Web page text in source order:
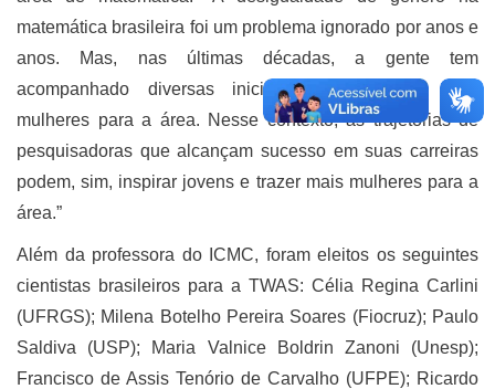
matemática brasileira foi um problema ignorado por anos e
anos. Mas, nas últimas décadas, a gente tem
acompanhado diversas iniciativas para atrair mais
mulheres para a área. Nesse contexto, as trajetórias de
pesquisadoras que alcançam sucesso em suas carreiras
podem, sim, inspirar jovens e trazer mais mulheres para a
área.”
Além da professora do ICMC, foram eleitos os seguintes
cientistas brasileiros para a TWAS: Célia Regina Carlini
(UFRGS); Milena Botelho Pereira Soares (Fiocruz); Paulo
Saldiva (USP); Maria Valnice Boldrin Zanoni (Unesp);
Francisco de Assis Tenório de Carvalho (UFPE); Ricardo